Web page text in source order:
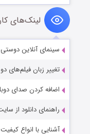
لینک‌های
سینمای آنلاین
تغییر زبان فیلم‌های دو
اضافه کردن صدای
راهنمای دانلود از
آشنایی با انواع